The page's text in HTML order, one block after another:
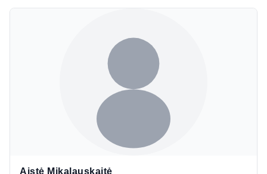
Aistė Mikalauskaitė